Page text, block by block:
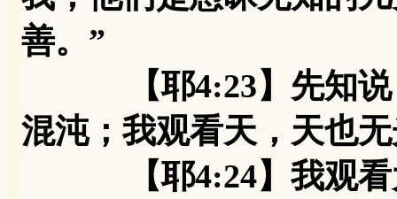
善。”
【耶4:23】先知说：
混沌；我观看天，天也
【耶4:24】我观看大